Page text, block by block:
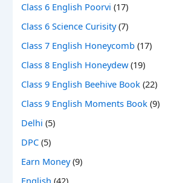
Class 6 English Poorvi (17)
Class 6 Science Curisity(7)
Class 7 English Honeycomb (17)
Class 8 English Honeydew(19)
Class 9 English Beehive Book (22)
Class 9 English Moments Book (9)
Delhi (5)
DPC (5)
Earn Money(9)
English (42)